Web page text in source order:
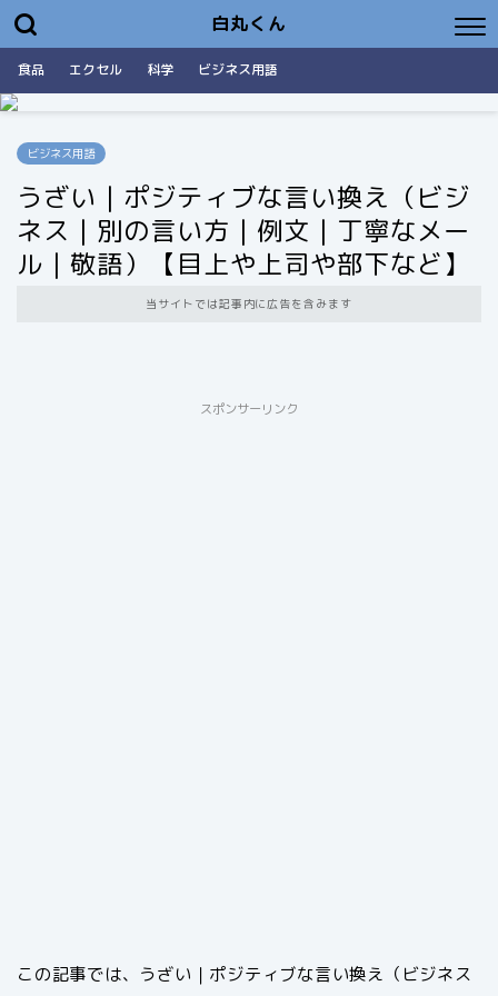
白丸くん
食品 エクセル 科学 ビジネス用語
ビジネス用語
うざい｜ポジティブな言い換え（ビジ
ネス｜別の言い方｜例文｜丁寧なメー
ル｜敬語）【目上や上司や部下など】
当サイトでは記事内に広告を含みます
スポンサーリンク
この記事では、うざい｜ポジティブな言い換え（ビジネス